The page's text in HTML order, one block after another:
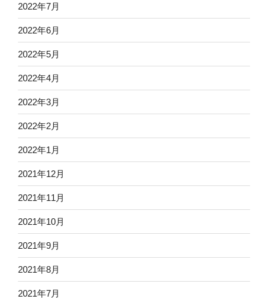
2022年7月
2022年6月
2022年5月
2022年4月
2022年3月
2022年2月
2022年1月
2021年12月
2021年11月
2021年10月
2021年9月
2021年8月
2021年7月